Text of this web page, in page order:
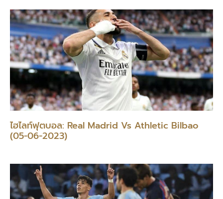
ไฮไลท์ฟุตบอล: Real Madrid Vs Athletic Bilbao
(05-06-2023)